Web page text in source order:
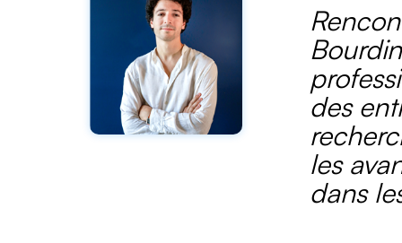
des
les
dans